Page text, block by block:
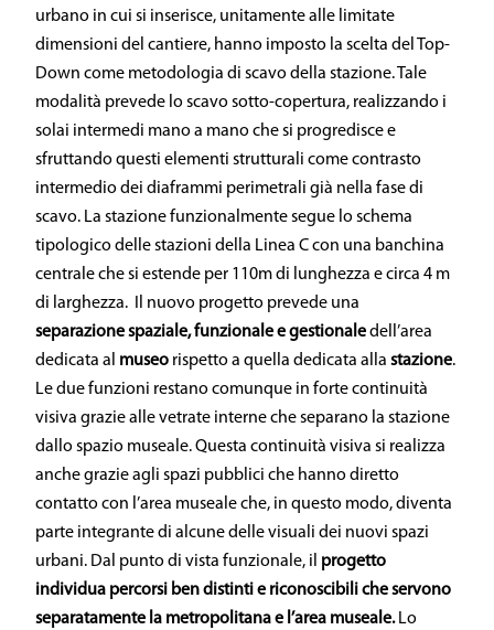
urbano in cui si inserisce, unitamente alle limitate
dimensioni del cantiere, hanno imposto la scelta del Top-
Down come metodologia di scavo della stazione. Tale
modalità prevede lo scavo sotto-copertura, realizzando i
solai intermedi mano a mano che si progredisce e
sfruttando questi elementi strutturali come contrasto
intermedio dei diaframmi perimetrali già nella fase di
scavo. La stazione funzionalmente segue lo schema
tipologico delle stazioni della Linea C con una banchina
centrale che si estende per 110m di lunghezza e circa 4 m
di larghezza. Il nuovo progetto prevede una
separazionespaziale, funzionale e gestionaledell’area
dedicata al museo rispetto a quella dedicata alla stazione.
Le due funzioni restano comunque in forte continuità
visiva grazie alle vetrate interne che separano la stazione
dallo spazio museale. Questa continuità visiva si realizza
anche grazie agli spazi pubblici che hanno diretto
contatto con l’area museale che, in questo modo, diventa
parte integrante di alcune delle visuali dei nuovi spazi
urbani. Dal punto di vista funzionale, il progetto
individua percorsi ben distinti e riconoscibiliche servono
separatamente la metropolitanae l’area museale.Lo